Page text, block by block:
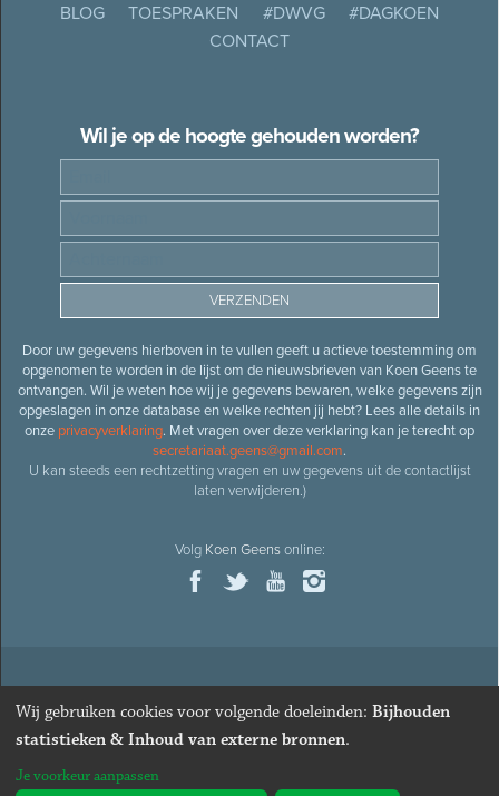
BLOG
TOESPRAKEN #DWVG
#DAGKOEN
CONTACT
Wil je op de hoogte gehouden worden?
Door uw gegevens hierboven in te vullen geeft u actieve toestemming om
opgenomen te worden in de lijst om de nieuwsbrieven van Koen Geens te
ontvangen. Wil je weten hoe wij je gegevens bewaren, welke gegevens zijn
opgeslagen in onze database en welke rechten jij hebt? Lees alle details in
onze privacyverklaring. Met vragen over deze verklaring kan je terecht op
secretariaat.geens@gmail.com.
U kan steeds een rechtzetting vragen en uw gegevens uit de contactlijst
laten verwijderen.)
Volg Koen Geensonline:
© 2026Oud-minister en ere-volksvertegenwoordiger Koen
· Alle rechten voorbehouden · Cookies wijzigen
Webdesign&website ontwikkelingdoor Zenjoy in Leuven
Wij gebruiken cookies voor volgende doeleinden: Bijhouden
statistieken & Inhoud van externe bronnen.
Je voorkeur aanpassen